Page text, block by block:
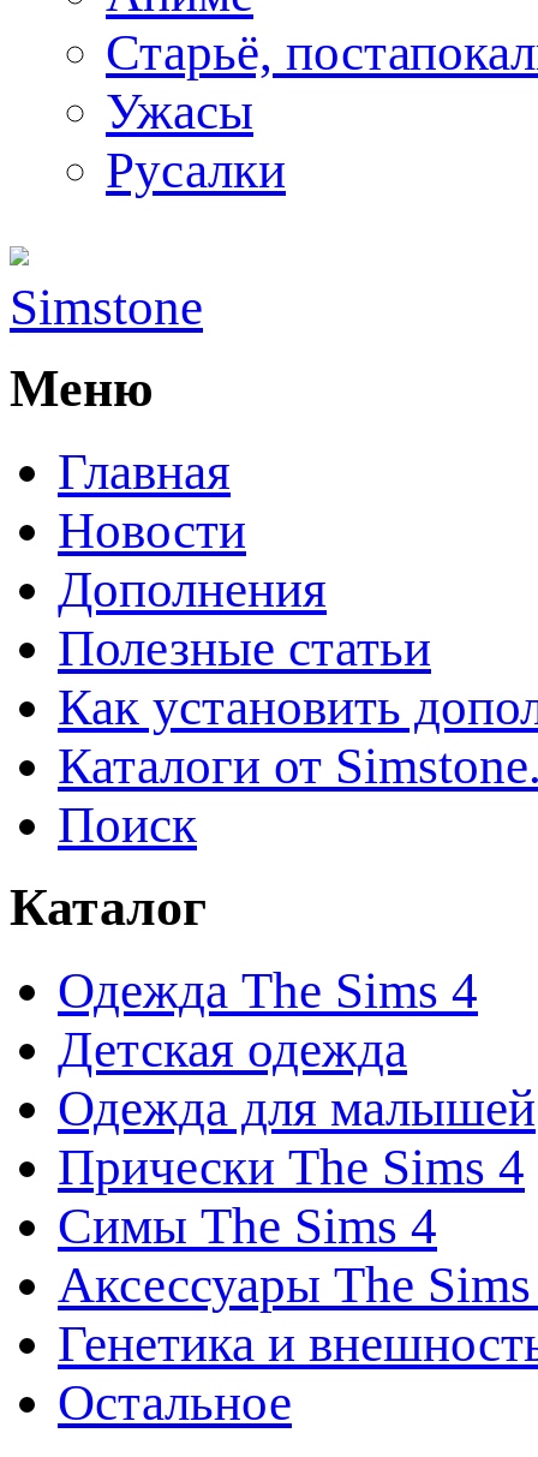
Старьё,
Ужасы
Русалки
Simstone
Меню
Главная
Новости
Дополнения
Полезные статьи
Как установить
Каталоги от
Поиск
Каталог
Одежда The Sims 4
Детская одежда
Одежда для малышей
Прически The Sims 4
Симы The Sims 4
Аксессуары The
Генетика и
Остальное